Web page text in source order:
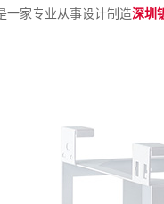
一家专业从事设计制造深圳